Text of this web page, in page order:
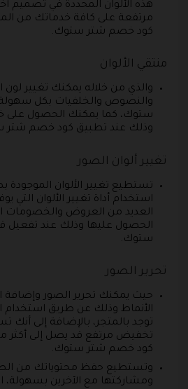
هذه الألوان المحددة في تصميم
مرتفعة على كافة خدماتك من
كود خصم شتر ستوك.
منتقي الألوان
والذي من خلاله يمكنك تغيير
والنصوص والخلفيات بكل
ستوك، كما يمكنك الحصول
وذلك عند تطبيق كود خصم شتر
تغيير ألوان الصور
تستطيع تغيير الألوان
استخدام أداة تغيير الألوان التي
العديد من العروض والخصومات
الحصول عليها وذلك عند
ستوك.
تحرير الصور
حيث يمكنك تحرير الصور
الأنماط وذلك عن طريق استخدام
توجد بالمتجر، بالإضافة إلى
كود خصم شتر ستوك.
وتستطيع حفظ محتوياتك من
ومشاركتها مع الآخرين